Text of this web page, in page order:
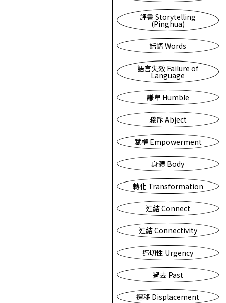
評書 Storytelling
(Pinghua)
話語 Words
語言失效 Failure of
Language
謙卑 Humble
賤斥 Abject
賦權 Empowerment
身體 Body
轉化 Transformation
連結 Connect
連結 Connectivity
逼切性 Urgency
過去 Past
遷移 Displacement